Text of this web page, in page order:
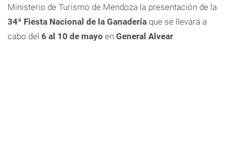
Ministerio de Turismo de Mendoza la presentación de la
34ª Fiesta Nacional de la Ganadería que se llevará a
cabo del 6 al 10 de mayo en General Alvear.